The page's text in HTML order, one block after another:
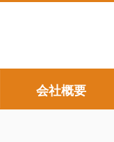
会社概要